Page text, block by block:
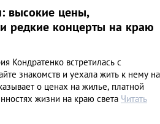
высокие цены,
редкие концерты на краю
Кондратенко встретилась с
знакомств и уехала жить к нему на
о ценах на жилье, платной
жизни на краю света Читать